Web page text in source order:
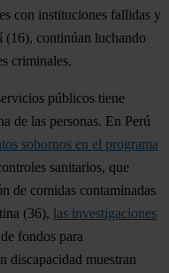
con instituciones fallidas y
(16), continúan luchando
criminales.
públicos tiene
de las personas. En Perú
sobornos en el programa
sanitarios, que
de comidas contaminadas
(36), las investigaciones
fondos para
discapacidad muestran